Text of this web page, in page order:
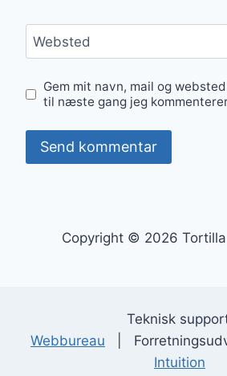
Websted
Gem mit navn, mail og
til næste gang jeg
Copyright © 2026
Teknisk
Webbureau |
Intuition